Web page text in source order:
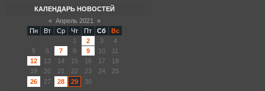
КАЛЕНДАРЬ НОВОСТЕЙ
« Апрель 2021
»
Пн
Вт Ср Чт Пт Сб
Вс
1
2 3
4
5
6 7 8 9 10
11
12
13 14 15 16 17
18
19
20 21 22 23 24
25
26
27 28 29 30